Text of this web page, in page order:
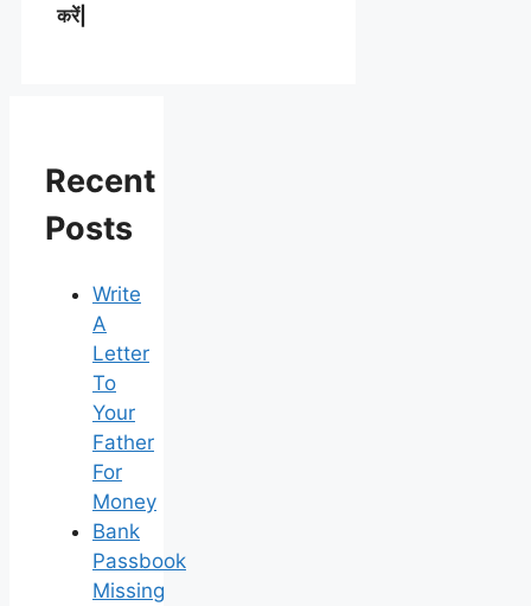
करें|
Recent
Posts
Write
A
Letter
To
Your
Father
For
Money
Bank
Passbook
Missing